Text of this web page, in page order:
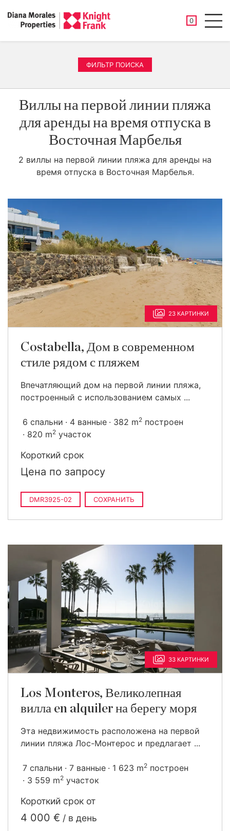
0
ФИЛЬТР ПОИСКА
Виллы на первой линии пляжа
для аренды на время отпуска в
Восточная Марбелья
2 виллы на первой линии пляжа для аренды на
время отпуска в Восточная Марбелья.
23 КАРТИНКИ
Costabella, Дом в современном
стиле рядом с пляжем
Впечатляющий дом на первой линии пляжа,
построенный с использованием самых ...
6 спальни 4 ванные 382 m2 построен
820 m2 участок
Короткий срок
Цена по запросу
DMR3925-02 СОХРАНИТЬ
33 КАРТИНКИ
Los Monteros, Великолепная
вилла en alquiler на берегу моря
Эта недвижимость расположена на первой
линии пляжа Лос-Монтерос и предлагает ...
7 спальни 7 ванные 1 623 m2 построен
3 559 m2 участок
Короткий срок от
4 000 € / в день